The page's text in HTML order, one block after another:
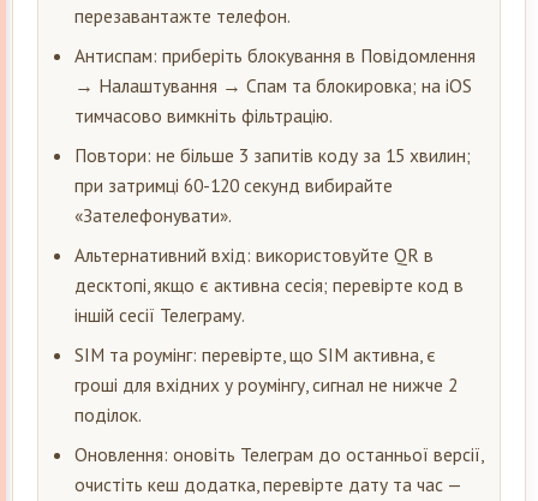
перезавантажте телефон.
Антиспам: приберіть блокування в Повідомлення
→ Налаштування → Спам та блокировка; на iOS
тимчасово вимкніть фільтрацію.
Повтори: не більше 3 запитів коду за 15 хвилин;
при затримці 60-120 секунд вибирайте
«Зателефонувати».
Альтернативний вхід: використовуйте QR в
десктопі, якщо є активна сесія; перевірте код в
іншій сесії Телеграму.
SIM та роумінг: перевірте, що SIM активна, є
гроші для вхідних у роумінгу, сигнал не нижче 2
поділок.
Оновлення: оновіть Телеграм до останньої версії,
очистіть кеш додатка, перевірте дату та час —